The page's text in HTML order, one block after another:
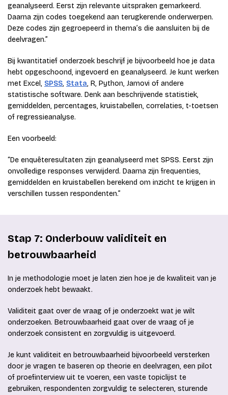
geanalyseerd. Eerst zijn relevante uitspraken gemarkeerd.
Daarna zijn codes toegekend aan terugkerende onderwerpen.
Deze codes zijn gegroepeerd in thema’s die aansluiten bij de
deelvragen.”
Bij kwantitatief onderzoek beschrijf je bijvoorbeeld hoe je data
hebt opgeschoond, ingevoerd en geanalyseerd. Je kunt werken
met Excel, SPSS, Stata, R, Python, Jamovi of andere
statistische software. Denk aan beschrijvende statistiek,
gemiddelden, percentages, kruistabellen, correlaties, t-toetsen
of regressieanalyse.
Een voorbeeld:
“De enquêteresultaten zijn geanalyseerd met SPSS. Eerst zijn
onvolledige responses verwijderd. Daarna zijn frequenties,
gemiddelden en kruistabellen berekend om inzicht te krijgen in
verschillen tussen respondenten.”
Stap 7: Onderbouw validiteit en
betrouwbaarheid
In je methodologie moet je laten zien hoe je de kwaliteit van je
onderzoek hebt bewaakt.
Validiteit gaat over de vraag of je onderzoekt wat je wilt
onderzoeken. Betrouwbaarheid gaat over de vraag of je
onderzoek consistent en zorgvuldig is uitgevoerd.
Je kunt validiteit en betrouwbaarheid bijvoorbeeld versterken
door je vragen te baseren op theorie en deelvragen, een pilot
of proefinterview uit te voeren, een vaste topiclijst te
gebruiken, respondenten zorgvuldig te selecteren, sturende